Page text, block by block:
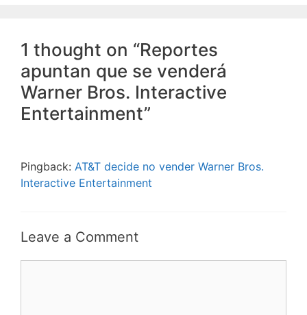
1 thought on “Reportes
apuntan que se venderá
Warner Bros. Interactive
Entertainment”
Pingback: AT&T decide no vender Warner Bros.
Interactive Entertainment
Leave a Comment